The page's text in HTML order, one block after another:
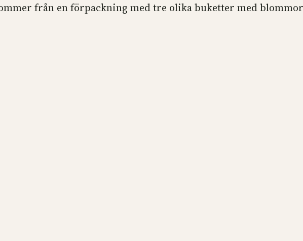
från en förpackning med tre olika buketter med